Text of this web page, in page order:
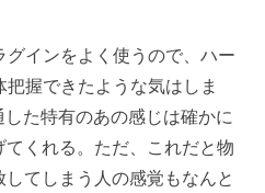
インをよく使うので、ハー
握できたような気はしま
た特有のあの感じは確かに
くれる。ただ、これだと物
てしまう人の感覚もなんと